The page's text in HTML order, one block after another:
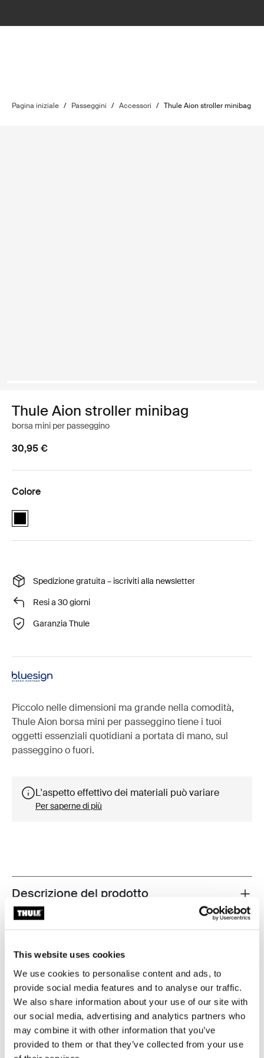
This website uses cookies
We use cookies to personalise content and ads, to
provide social media features and to analyse our traffic.
We also share information about your use of our site with
our social media, advertising and analytics partners who
may combine it with other information that you’ve
provided to them or that they’ve collected from your use
Pagina iniziale / Passeggini / Accessori / Thule Aion stroller minibag
Thule Aion stroller minibag
borsa mini per passeggino
30,95 €
Colore
Thule Aion stroller minibag Nero (selected)
Spedizione gratuita – iscriviti alla newsletter
Resi a 30 giorni
Garanzia Thule
Piccolo nelle dimensioni ma grande nella comodità,
Thule Aion borsa mini per passeggino tiene i tuoi
oggetti essenziali quotidiani a portata di mano, sul
passeggino o fuori.
L'aspetto effettivo dei materiali può variare
Per saperne di più
Toggle overview
Descrizione del prodotto
Tutte le caratteristiche
Toggle techspec
Specifiche tecniche
Toggle guides and instructions
Istruzioni
Toggle overview
Revisioni